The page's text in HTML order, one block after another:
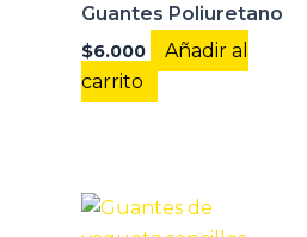
Guantes Poliuretano
$6.000
Añadir al
carrito